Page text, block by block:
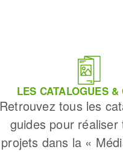
LES CATALOGUES &
Retrouvez tous les
guides pour réaliser
projets dans la «